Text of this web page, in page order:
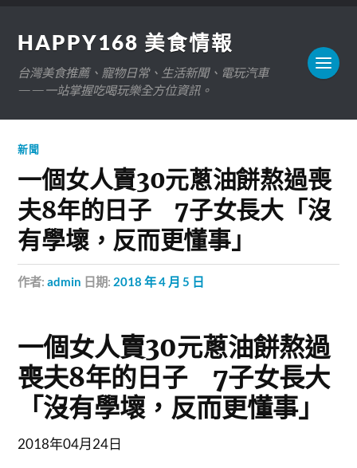
HAPPY168 美食情報
台灣美食推薦、寵物日常、生活新聞、電玩汽車
——一站掌握吃喝玩樂全方位資訊。
新聞
一個女人賣30元蔥油餅熬過喪
夫8年的日子 7子女長大「沒
有學壞，反而更懂事」
作者:admin 日期: 2018 年 4 月 5 日
一個女人賣30元蔥油餅熬過
喪夫8年的日子 7子女長大
「沒有學壞，反而更懂事」
2018年04月24日